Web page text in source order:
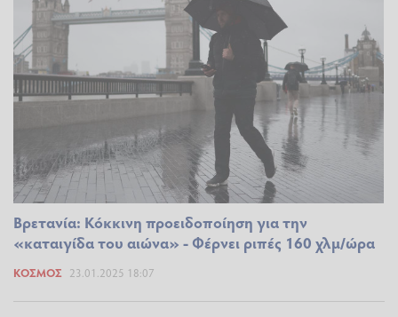
Βρετανία: Κόκκινη προειδοποίηση για την
«καταιγίδα του αιώνα» - Φέρνει ριπές 160 χλμ/ώρα
ΚΌΣΜΟΣ 23.01.2025 18:07